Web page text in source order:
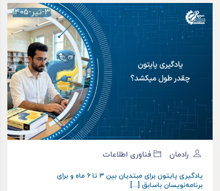
31-تیر-1405
رادمان فناوری اطلاعات
یادگیری پایتون برای مبتدیان بین ۳ تا ۶ ماه و برای
برنامه‌نویسان باسابق [...]